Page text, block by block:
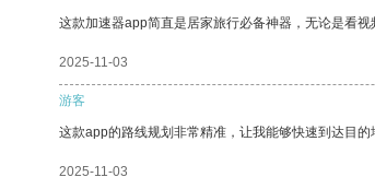
这款加速器app简直是居家旅行必备神器，无论是看
2025-11-03
游客
这款app的路线规划非常精准，让我能够快速到达目的
2025-11-03